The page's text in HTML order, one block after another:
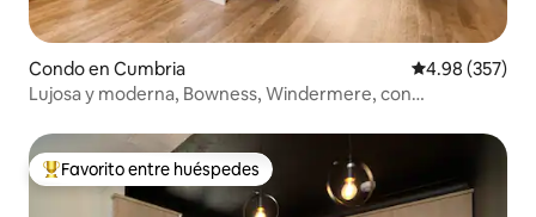
Condo en Cumbria Calificación
4.98 (357)
Lujosa y moderna, Bowness, Windermere, con
Favorito entre huéspedes preferido
Favorito entre huéspedes